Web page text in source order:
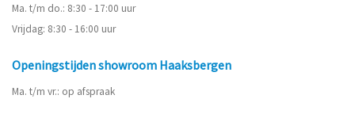
Ma. t/m do.: 8:30 - 17:00 uur
Vrijdag: 8:30 - 16:00 uur
Openingstijden showroom Haaksbergen
Ma. t/m vr.: op afspraak